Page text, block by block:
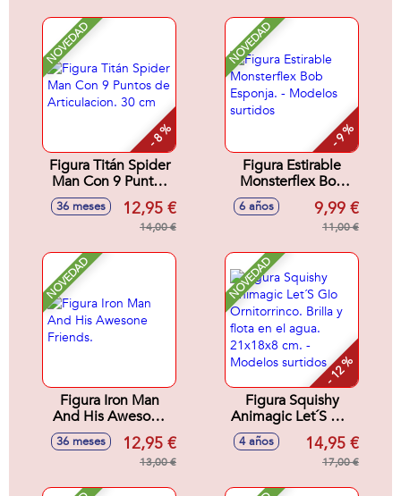
NOVEDAD
- 8 %
Figura Titán Spider
Man Con 9 Puntos
de Articulacion. 30
cm
36 meses 12,95 €
14,00 €
NOVEDAD
- 9 %
Figura Estirable
Monsterflex Bob
Esponja. - Modelos
surtidos
6 años 9,99 €
11,00 €
NOVEDAD
Figura Iron Man
And His Awesone
Friends.
36 meses 12,95 €
13,00 €
NOVEDAD
- 12 %
Figura Squishy
Animagic Let´S Glo
Ornitorrinco. Brilla y
flota en el agua.
21x18x8 cm. -
4 años 14,95 €
17,00 €